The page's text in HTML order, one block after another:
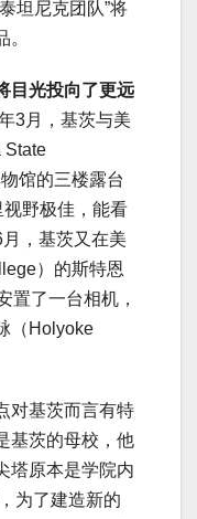
坦尼克团队”将
目光投向了更远
3月，基茨与美
State
馆的三楼露台
视野极佳，能看
，基茨又在美
）的斯特恩
置了一台相机，
（Holyoke
对基茨而言有特
基茨的母校，他
塔原本是学院内
为了建造新的